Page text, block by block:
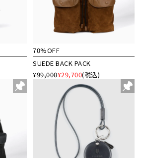
70%OFF
SUEDE BACK PACK
¥99,000¥29,700(税込)